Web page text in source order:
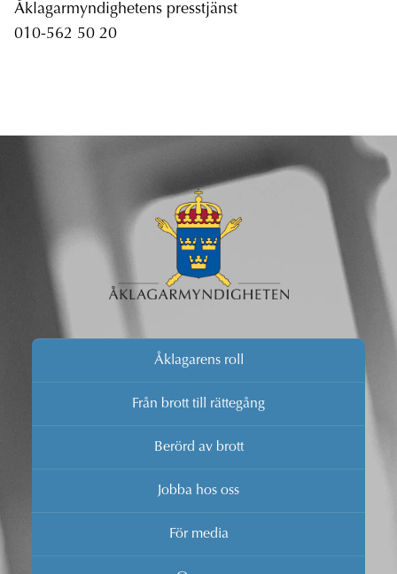
Åklagarmyndighetens presstjänst
010-562 50 20
Åklagarens roll
Från brott till rättegång
Berörd av brott
Jobba hos oss
För media